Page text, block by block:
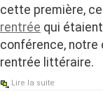
cette première,
rentrée qui
conférence, notre
rentrée littéraire.
Lire la suite